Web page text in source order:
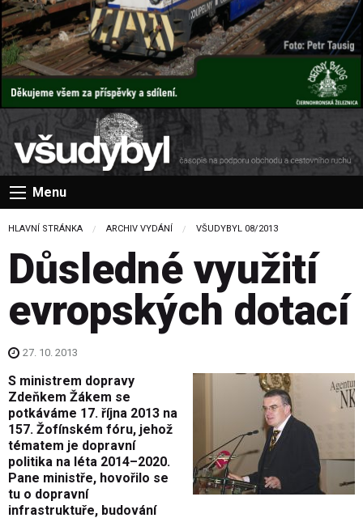
Menu
HLAVNÍ STRÁNKA ARCHIV VYDÁNÍ VŠUDYBYL 08/2013
Důsledné využití
evropských dotací
27. 10. 2013
S ministrem dopravy
Zdeňkem Žákem se
potkáváme 17. října 2013 na
157. Žofínském fóru, jehož
tématem je dopravní
politika na léta 2014–2020.
Pane ministře, hovořilo se
tu o dopravní
infrastruktuře, budování